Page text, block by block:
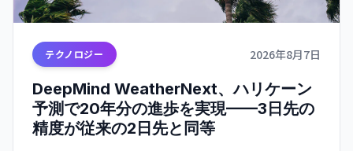
テクノロジー 2026年8月7日
DeepMind WeatherNext、ハリケーン
予測で20年分の進歩を実現——3日先の
精度が従来の2日先と同等